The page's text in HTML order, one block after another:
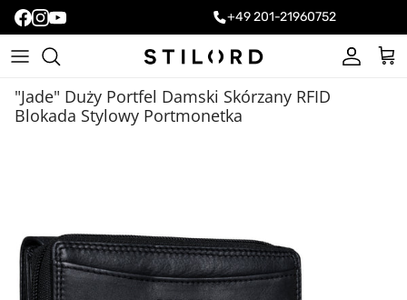
+49 201-21960752
Konto
"Jade" Duży Portfel Damski Skórzany RFID
Blokada Stylowy Portmonetka